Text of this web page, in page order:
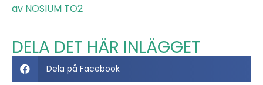
av NOSIUM TO2
DELA DET HÄR INLÄGGET
Dela på Facebook